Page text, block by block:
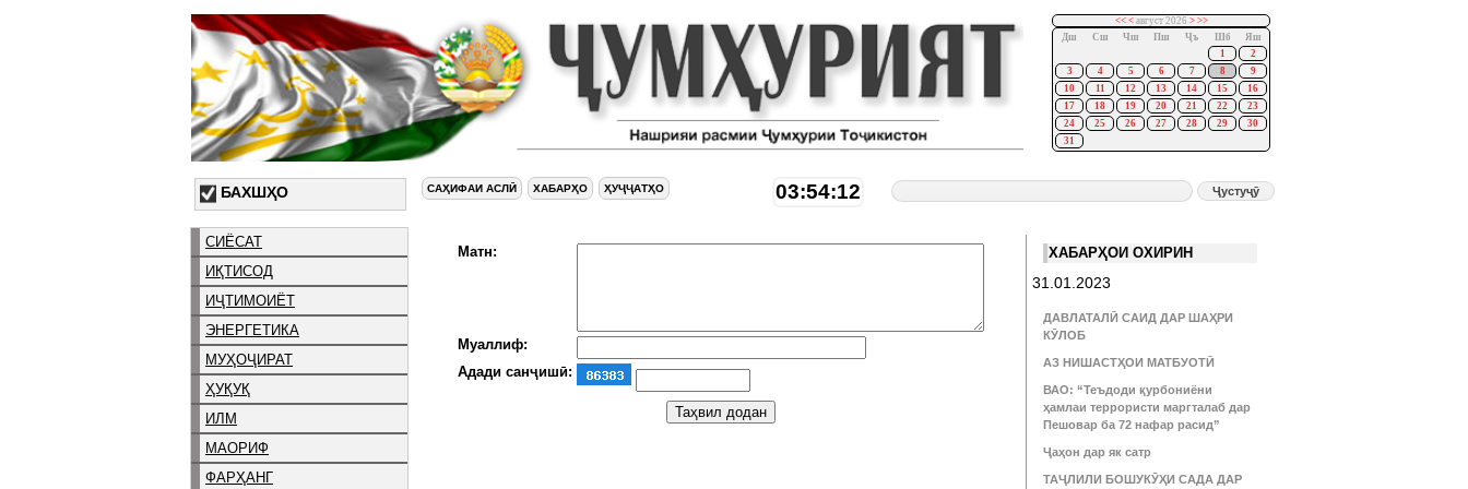
<< <август 2026 > >>
Дш
Сш Чш Пш Ҷъ Шб
Яш
1
2
3
4 5 6 7 8
9
10
11 12 13 14 15
16
17
18 19 20 21 22
23
24
25 26 27 28 29
30
31
БАХШҲО
СИЁСАТ
ИҚТИСОД
ИҶТИМОИЁТ
ЭНЕРГЕТИКА
МУҲОҶИРАТ
ҲУҚУҚ
ИЛМ
МАОРИФ
ФАРҲАНГ
САҲИФАИ АСЛӢ ХАБАРҲО ҲУҶҶАТҲО 03:54:13
Матн:
Муаллиф:
Адади санҷишӣ:
ХАБАРҲОИ ОХИРИН
31.01.2023
ДАВЛАТАЛӢ САИД ДАР ШАҲРИ
КӮЛОБ
АЗ НИШАСТҲОИ МАТБУОТӢ
ВАО: “Теъдоди қурбониёни
ҳамлаи террористи маргталаб дар
Пешовар ба 72 нафар расид”
Ҷаҳон дар як сатр
ТАҶЛИЛИ БОШУКӮҲИ САДА ДАР